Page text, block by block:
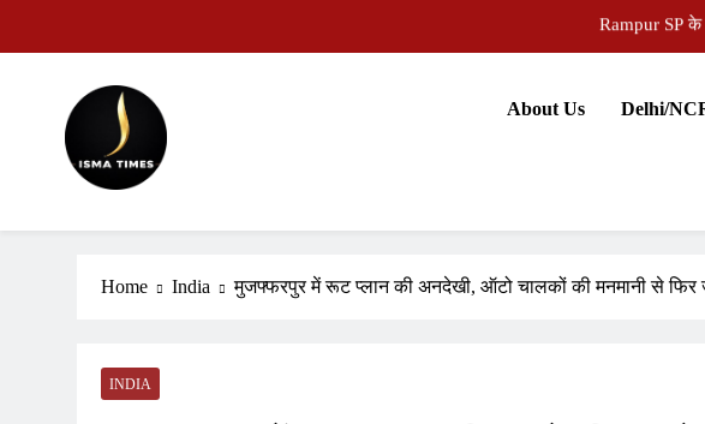
औरंगाबाद
वजीरगंज पंचायत समिति की
औरंगाबाद
वजीरगंज पंचायत समिति की बैठक
ISMA TIMES NEWS
About Us Delhi/
Home India मुजफ्फरपुर में रूट प्लान की अनदेखी, ऑटो चालकों की मनमानी से फिर
INDIA